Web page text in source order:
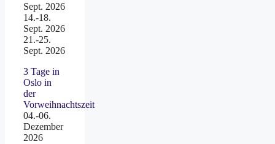
Sept. 2026
14.-18.
Sept. 2026
21.-25.
Sept. 2026
3 Tage in
Oslo in
der
Vorweihnachtszeit
04.-06.
Dezember
2026